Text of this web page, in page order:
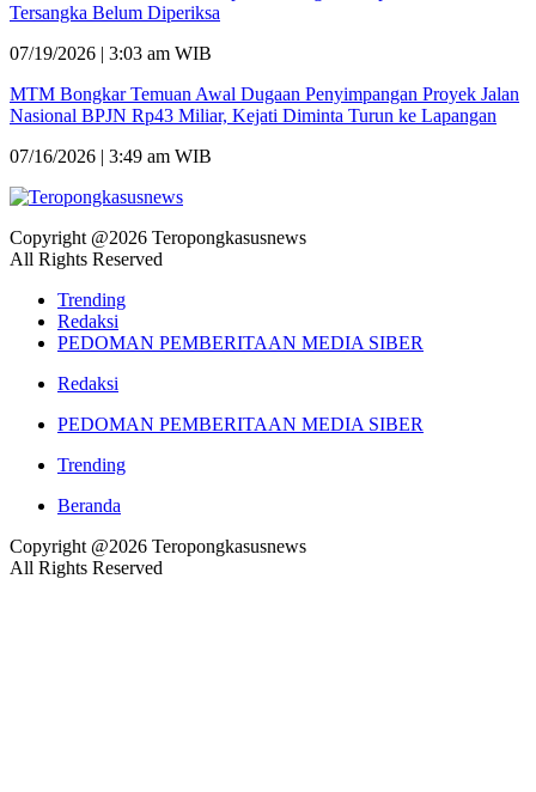
Tersangka Belum Diperiksa
07/19/2026 | 3:03 am WIB
MTM Bongkar Temuan Awal Dugaan Penyimpangan Proyek Jalan
Nasional BPJN Rp43 Miliar, Kejati Diminta Turun ke Lapangan
07/16/2026 | 3:49 am WIB
Copyright @2026 Teropongkasusnews
All Rights Reserved
Trending
Redaksi
PEDOMAN PEMBERITAAN MEDIA SIBER
Redaksi
PEDOMAN PEMBERITAAN MEDIA SIBER
Trending
Beranda
Copyright @2026 Teropongkasusnews
All Rights Reserved